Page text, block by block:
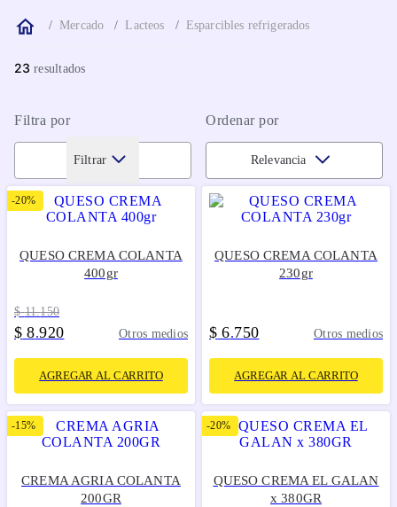
Mercado Lacteos Esparcibles refrigerados
23
Filtra por Ordenar por
Filtrar Relevancia
-20%
QUESO CREMA COLANTA
400gr
$ 11.150
$ 8.920 Otros medios
AGREGAR AL CARRITO
QUESO CREMA COLANTA
230gr
$ 6.750 Otros medios
AGREGAR AL CARRITO
-15%
CREMA AGRIA COLANTA
200GR
-20%
QUESO CREMA EL GALAN
x 380GR